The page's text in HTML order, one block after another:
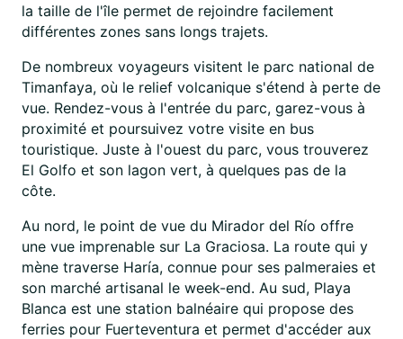
la taille de l'île permet de rejoindre facilement
différentes zones sans longs trajets.
De nombreux voyageurs visitent le parc national de
Timanfaya, où le relief volcanique s'étend à perte de
vue. Rendez-vous à l'entrée du parc, garez-vous à
proximité et poursuivez votre visite en bus
touristique. Juste à l'ouest du parc, vous trouverez
El Golfo et son lagon vert, à quelques pas de la
côte.
Au nord, le point de vue du Mirador del Río offre
une vue imprenable sur La Graciosa. La route qui y
mène traverse Haría, connue pour ses palmeraies et
son marché artisanal le week-end. Au sud, Playa
Blanca est une station balnéaire qui propose des
ferries pour Fuerteventura et permet d'accéder aux